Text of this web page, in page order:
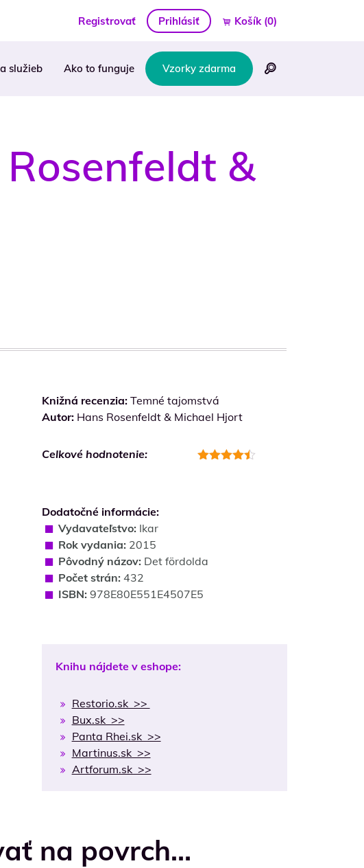
Registrovať Prihlásiť Košík (0)
služieb Ako to funguje Vzorky zdarma
&
Knižná recenzia:Temné tajomstvá
Autor:Hans Rosenfeldt & Michael Hjort
Celkové hodnotenie:
Dodatočné informácie:
Vydavateľstvo:Ikar
Rok vydania:2015
Pôvodný názov: Det fördolda
Počet strán: 432
ISBN: 978E80E551E4507E5
Knihu nájdete v eshope:
Restorio.sk >>
Bux.sk >>
Panta Rhei.sk >>
Martinus.sk >>
Artforum.sk >>
na povrch…